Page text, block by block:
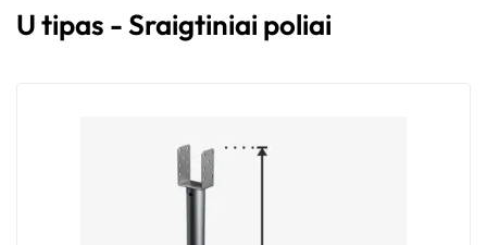
U tipas - Sraigtiniai poliai